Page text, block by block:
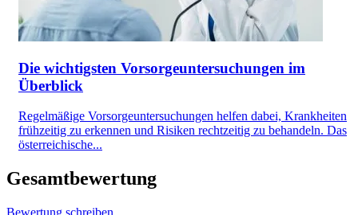
Die wichtigsten Vorsorgeuntersuchungen im
Überblick
Regelmäßige Vorsorgeuntersuchungen helfen dabei, Krankheiten
frühzeitig zu erkennen und Risiken rechtzeitig zu behandeln. Das
österreichische...
Gesamtbewertung
Bewertung schreiben